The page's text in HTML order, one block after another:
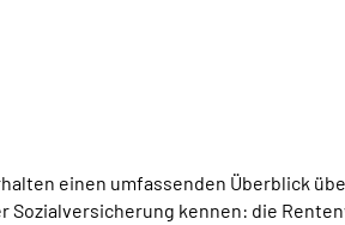
einen umfassenden Überblick
Sozialversicherung kennen: die